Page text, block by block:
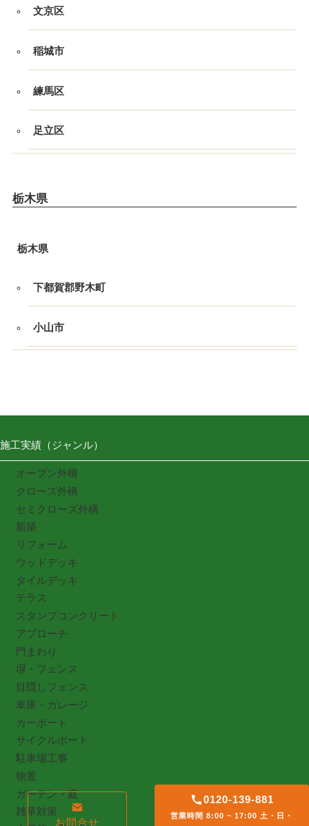
文京区
稲城市
練馬区
足立区
栃木県
栃木県
下都賀郡野木町
小山市
施工実績（ジャンル）
オープン外構
クローズ外構
セミクローズ外構
新築
リフォーム
ウッドデッキ
タイルデッキ
テラス
スタンプコンクリート
アプローチ
門まわり
塀・フェンス
目隠しフェンス
車庫・ガレージ
カーポート
サイクルポート
駐車場工事
物置
ガーデン・庭
雑草対策
お問合せ
0120-139-881
営業時間 8:00 ~ 17:00 土・日・